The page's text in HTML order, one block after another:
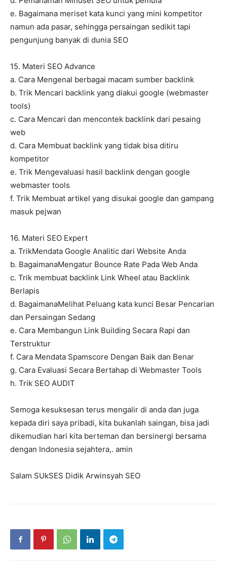
e. Bagaimana meriset kata kunci yang mini kompetitor
namun ada pasar, sehingga persaingan sedikit tapi
pengunjung banyak di dunia SEO
15. Materi SEO Advance
a. Cara Mengenal berbagai macam sumber backlink
b. Trik Mencari backlink yang diakui google (webmaster
tools)
c. Cara Mencari dan mencontek backlink dari pesaing
web
d. Cara Membuat backlink yang tidak bisa ditiru
kompetitor
e. Trik Mengevaluasi hasil backlink dengan google
webmaster tools
f. Trik Membuat artikel yang disukai google dan gampang
masuk pejwan
16. Materi SEO Expert
a. TrikMendata Google Analitic dari Website Anda
b. BagaimanaMengatur Bounce Rate Pada Web Anda
c. Trik membuat backlink Link Wheel atau Backlink
Berlapis
d. BagaimanaMelihat Peluang kata kunci Besar Pencarian
dan Persaingan Sedang
e. Cara Membangun Link Building Secara Rapi dan
Terstruktur
f. Cara Mendata Spamscore Dengan Baik dan Benar
g. Cara Evaluasi Secara Bertahap di Webmaster Tools
h. Trik SEO AUDIT
Semoga kesuksesan terus mengalir di anda dan juga
kepada diri saya pribadi, kita bukanlah saingan, bisa jadi
dikemudian hari kita berteman dan bersinergi bersama
dengan Indonesia sejahtera,. amin
Salam SUkSES Didik Arwinsyah SEO